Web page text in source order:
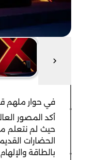
في حوار ملهم
أكد المصور
الحضارات
بالطاقة